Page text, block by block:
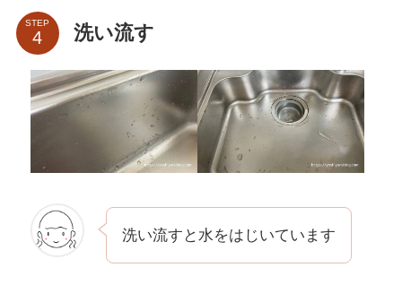
STEP 洗い流す
洗い流すと水をはじいています